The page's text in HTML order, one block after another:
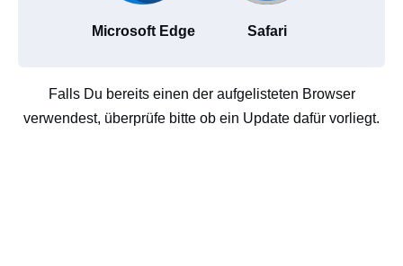
Microsoft Edge Safari
Falls Du bereits einen der aufgelisteten Browser
verwendest, überprüfe bitte ob ein Update dafür vorliegt.